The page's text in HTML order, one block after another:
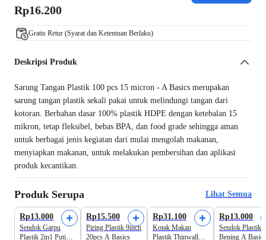
Rp16.200
Gratis Retur (Syarat dan Ketentuan Berlaku)
Deskripsi Produk
Sarung Tangan Plastik 100 pcs 15 micron - A Basics merupakan
sarung tangan plastik sekali pakai untuk melindungi tangan dari
kotoran. Berbahan dasar 100% plastik HDPE dengan ketebalan 15
mikron, tetap fleksibel, bebas BPA, dan food grade sehingga aman
untuk berbagai jenis kegiatan dari mulai mengolah makanan,
menyiapkan makanan, untuk melakukan pembersihan dan aplikasi
produk kecantikan.
Produk Serupa Lihat Semua
Rp13.000
Sendok Garpu
Plastik 2in1 Putih
Rp15.500
Piring Plastik 9inch
20pcs A Basics
Rp31.100
Kotak Makan
Plastik Thinwall
Rp13.000
Sendok Plastik
Bening A Basics